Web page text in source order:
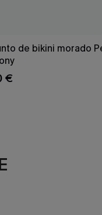
de bikini morado
€